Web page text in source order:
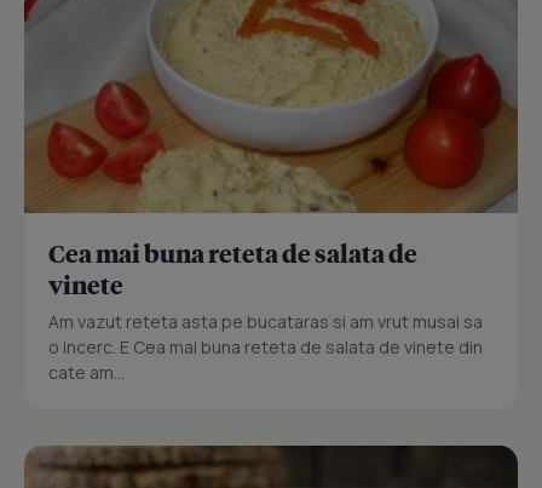
Cea mai buna reteta de salata de
vinete
Am vazut reteta asta pe bucataras si am vrut musai sa
o incerc. E Cea mai buna reteta de salata de vinete din
cate am...